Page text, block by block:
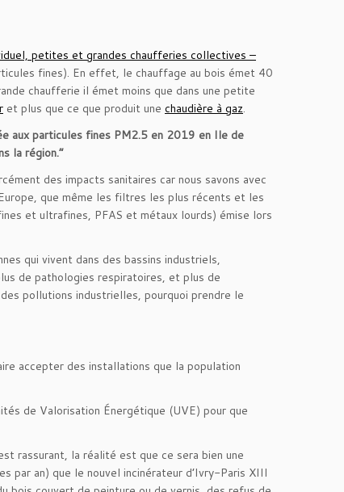
petites et grandes chaufferies collectives –
fines). En effet, le chauffage au bois émet 40
chaufferie il émet moins que dans une petite
et plus que ce que produit une chaudière à gaz.
aux particules fines PM2.5 en 2019 en Ile de
la région.”
des impacts sanitaires car nous savons avec
que même les filtres les plus récents et les
et ultrafines, PFAS et métaux lourds) émise lors
qui vivent dans des bassins industriels,
de pathologies respiratoires, et plus de
pollutions industrielles, pourquoi prendre le
accepter des installations que la population
de Valorisation Énergétique (UVE) pour que
rassurant, la réalité est que ce sera bien une
an) que le nouvel incinérateur d’Ivry-Paris XIII